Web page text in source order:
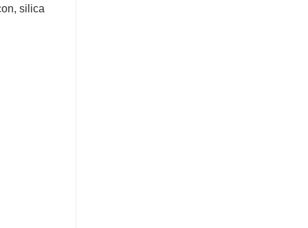
silica